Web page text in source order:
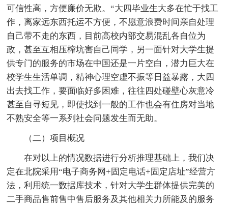
可信性高，方便廉价无欺。“大四毕业生大多在忙于找工
作，离家远东西托运不方便，不愿意浪费时间亲自处理
自己带不走的东西，目前高校内部交易混乱各自位为
政，甚至互相压榨坑害自己同学，另一面针对大学生提
供专门的服务的市场在中国还是一片空白，潜力巨大在
校学生生活单调，精神心理空虚不振等日益暴露，大四
出去找工作，要面临好多困难，往往四处碰壁心灰意冷
甚至自寻短见，即使找到一般的工作也会有住房对当地
不熟安全等一系列社会问题发生而无助。
（二）项目概况
在对以上的情况数据进行分析推理基础上，我们决
定在北院采用“电子商务网+固定电话+固定店址”经营方
法，利用统一数据库技术，针对大学生群体提供完美的
二手商品售前售中售后服务及其他相关力所能及的服务